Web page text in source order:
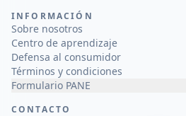
INFORMACIÓN
Sobre nosotros
Centro de aprendizaje
Defensa al consumidor
Términos y condiciones
Formulario PANE
CONTACTO